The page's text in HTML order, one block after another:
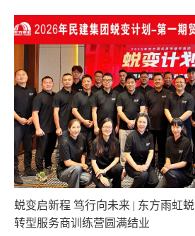
蜕变启新程 笃行向未来 | 东方雨虹
转型服务商训练营圆满结业